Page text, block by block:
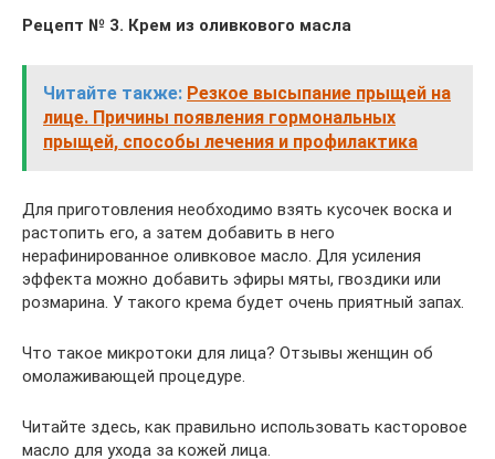
Рецепт № 3. Крем из оливкового масла
Читайте также: Резкое высыпание прыщей на
лице. Причины появления гормональных
прыщей, способы лечения и профилактика
Для приготовления необходимо взять кусочек воска и
растопить его, а затем добавить в него
нерафинированное оливковое масло. Для усиления
эффекта можно добавить эфиры мяты, гвоздики или
розмарина. У такого крема будет очень приятный запах.
Что такое микротоки для лица? Отзывы женщин об
омолаживающей процедуре.
Читайте здесь, как правильно использовать касторовое
масло для ухода за кожей лица.